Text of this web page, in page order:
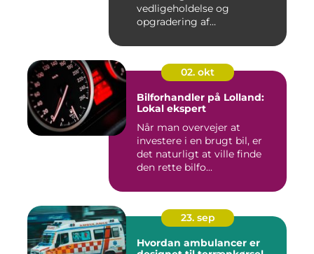
vedligeholdelse og
opgradering af
02. okt
Bilforhandler på Lolland:
Lokal ekspert
Når man overvejer at
investere i en brugt bil, er
det naturligt at ville finde
den rette bilfo...
23. sep
Hvordan ambulancer er